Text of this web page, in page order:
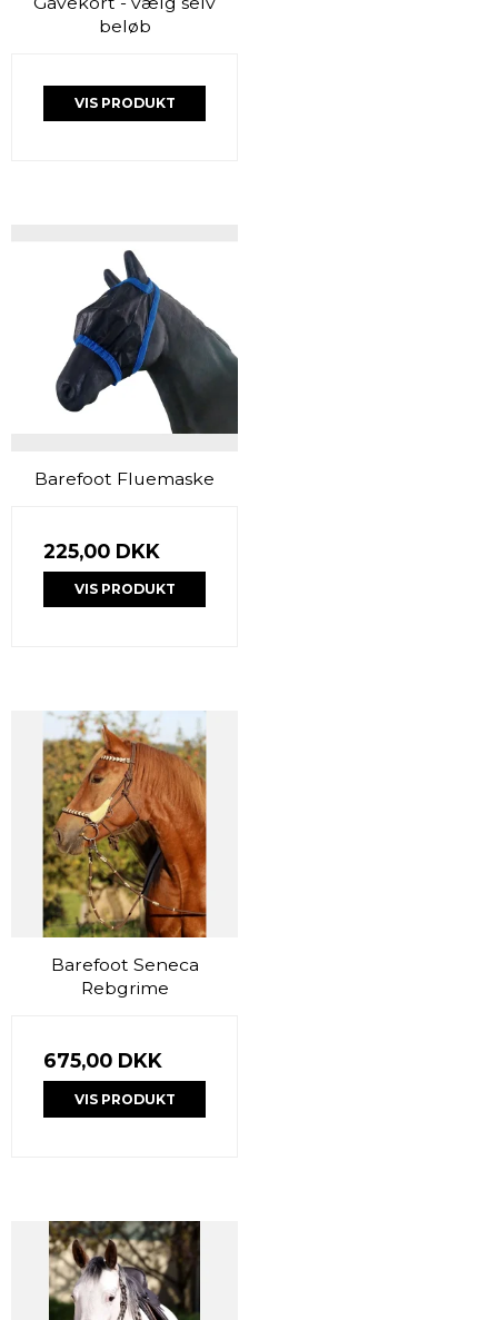
beløb
VIS PRODUKT
Barefoot Fluemaske
225,00 DKK
VIS PRODUKT
Barefoot Seneca
Rebgrime
675,00 DKK
VIS PRODUKT